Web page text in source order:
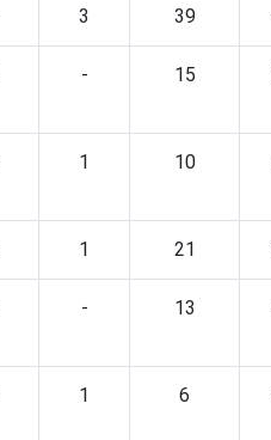
3 39
- 15
1 10
1 21
- 13
1 6